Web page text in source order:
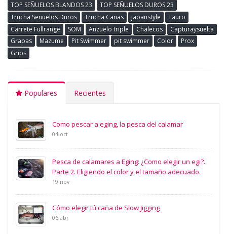
TOP SEÑUELOS BLANDOS 23
TOP SEÑUELOS DUROS 23
Trucha Señuelos Duros
Trucha Cañas japanstyle
Tauro
Carrete Fullrange
SOM Anzuelo triple Chalecos
Capturaysuelta
Grapas
Mazume Pit Swimmer pit swimmer Color
Prox
Grips
Populares Recientes
Como pescar a eging, la pesca del calamar
04 oct
Pesca de calamares a Eging: ¿Como elegir un egi?.
Parte 2. Eligiendo el color y el tamaño adecuado.
19 nov
Cómo elegir tú caña de Slow Jigging
06 abr